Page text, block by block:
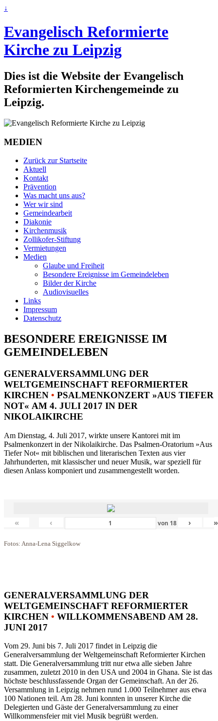
↓
Evangelisch Reformierte
Kirche zu Leipzig
Dies ist die Website der Evangelisch
Reformierten Kirchengemeinde zu
Leipzig.
MEDIEN
Zurück zur Startseite
Aktuell
Kontakt
Prävention
Was macht uns aus?
Wer wir sind
Gemeindearbeit
Diakonie
Kirchenmusik
Zollikofer-Stiftung
Vermietungen
Medien
Glaube und Freiheit
Besondere Ereignisse im Gemeindeleben
Bilder der Kirche
Audiovisuelles
Links
Impressum
Datenschutz
BESONDERE EREIGNISSE IM
GEMEINDELEBEN
GENERALVERSAMMLUNG DER
WELTGEMEINSCHAFT REFORMIERTER
KIRCHEN • PSALMENKONZERT »AUS TIEFER
NOT« AM 4. JULI 2017 IN DER
NIKOLAIKIRCHE
Am Dienstag, 4. Juli 2017, wirkte unsere Kantorei mit im
Psalmenkonzert in der Nikolaikirche. Das Psalmen-Oratorium »Aus
Tiefer Not« mit biblischen und literarischen Texten aus vier
Jahrhunderten, mit klassischer und neuer Musik, war speziell für
diesen Anlass komponiert und zusammengestellt worden.
« ‹ von 18 › »
Fotos: Anna-Lena Siggelkow
GENERALVERSAMMLUNG DER
WELTGEMEINSCHAFT REFORMIERTER
KIRCHEN • WILLKOMMENSABEND AM 28.
JUNI 2017
Vom 29. Juni bis 7. Juli 2017 findet in Leipzig die
Generalversammlung der Weltgemeinschaft Reformierter Kirchen
statt. Die Generalversammlung tritt nur etwa alle sieben Jahre
zusammen, zuletzt 2010 in den USA und 2004 in Ghana. Sie ist das
höchste beschlussfassende Organ der Gemeinschaft. An der 26.
Versammlung in Leipzig nehmen rund 1.000 Teilnehmer aus etwa
100 Nationen teil. Am 28. Juni konnten in unserer Kirche die
Delegierten und Gäste der Generalversammlung zu einer
Willkommensfeier mit viel Musik begrüßt werden.